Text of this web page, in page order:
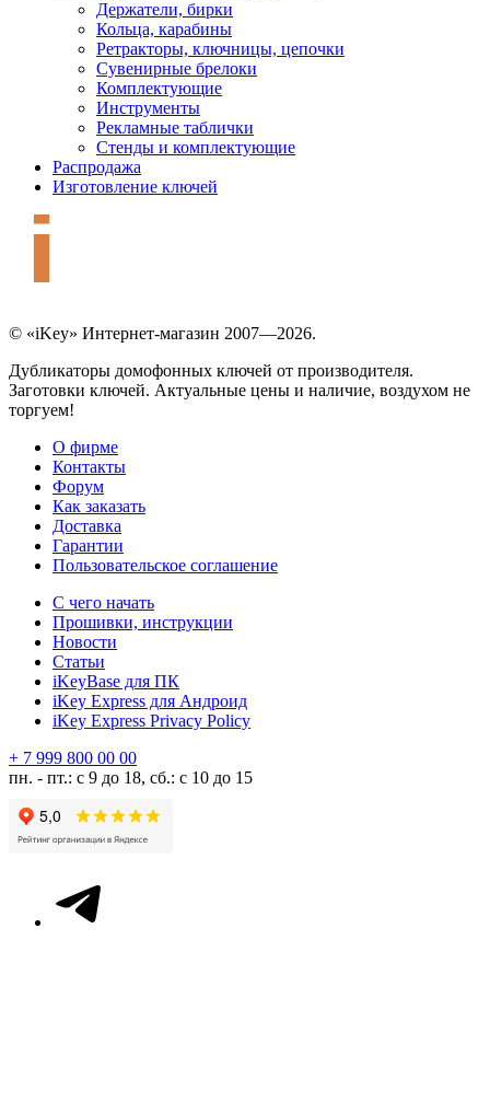
Держатели, бирки
Кольца, карабины
Ретракторы, ключницы, цепочки
Сувенирные брелоки
Комплектующие
Инструменты
Рекламные таблички
Стенды и комплектующие
Распродажа
Изготовление ключей
© «iKey» Интернет-магазин 2007—2026.
Дубликаторы домофонных ключей от производителя.
Заготовки ключей. Актуальные цены и наличие, воздухом не
торгуем!
О фирме
Контакты
Форум
Как заказать
Доставка
Гарантии
Пользовательское соглашение
С чего начать
Прошивки, инструкции
Новости
Статьи
iKeyBase для ПК
iKey Express для Андроид
iKey Express Privacy Policy
+ 7 999 800 00 00
пн. - пт.: с 9 до 18, сб.: с 10 до 15